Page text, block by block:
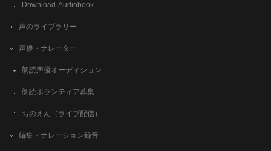
Download-Audiobook
声のライブラリー
声優・ナレーター
朗読声優オーディション
朗読ボランティア募集
ちのえん（ライブ配信）
編集・ナレーション録音